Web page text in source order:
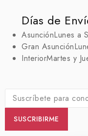
Días de
AsunciónLunes a
Gran Asunción
InteriorMartes y